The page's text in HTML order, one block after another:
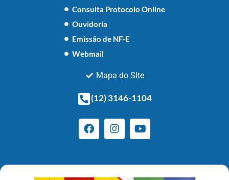
Consulta Protocolo Online
Ouvidoria
Emissão de NF-E
Webmail
Mapa do SIte
(12) 3146-1104